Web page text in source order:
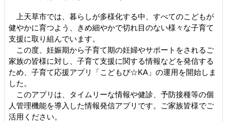
上天草市では、暮らしが多様化する中、すべてのこどもが
健やかに育つよう、きめ細やかで切れ目のない様々な子育て
支援に取り組んでいます。
この度、妊娠期から子育て期の妊婦やサポートをされるご
家族の皆様に対し、子育て支援に関する情報などを発信する
ため、子育て応援アプリ「こどもぴ☆KA」の運用を開始しま
した。
このアプリは、タイムリーな情報や健診、予防接種等の個
人管理機能を導入した情報発信アプリです。ご家族皆様でご
活用ください。